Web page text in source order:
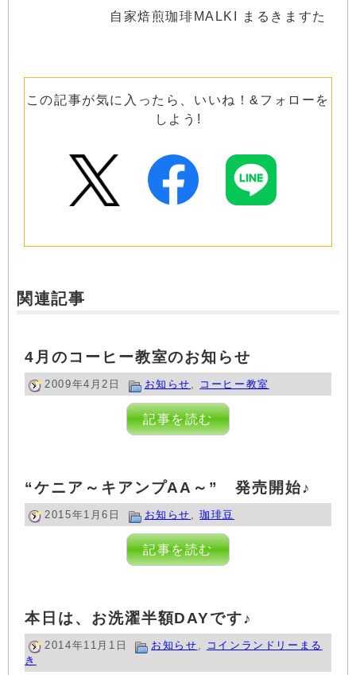
自家焙煎珈琲MALKI まるきますた
この記事が気に入ったら、いいね！&フォローを
しよう!
関連記事
4月のコーヒー教室のお知らせ
2009年4月2日 お知らせ , コーヒー教室
記事を読む
“ケニア～キアンプAA～” 発売開始♪
2015年1月6日 お知らせ ,珈琲豆
記事を読む
本日は、お洗濯半額DAYです♪
2014年11月1日 お知らせ ,
コインランドリーまる
き